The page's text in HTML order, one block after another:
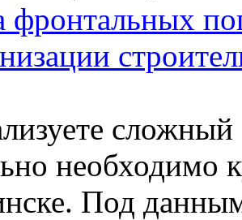
необходимо
Под